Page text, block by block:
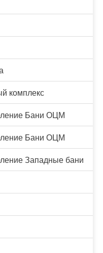
комплекс
Бани ОЦМ
Бани ОЦМ
Западные бани